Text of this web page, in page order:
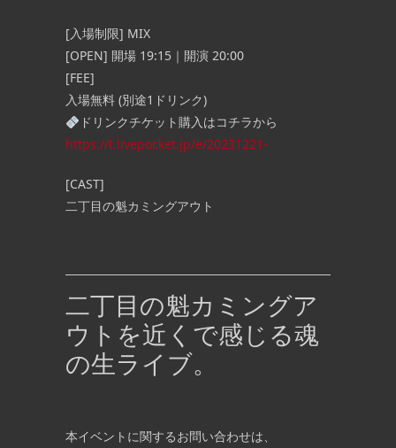
[入場制限] MIX
[OPEN] 開場 19:15｜開演 20:00
[FEE]
入場無料 (別途1ドリンク)
ドリンクチケット購入はコチラから
https://t.livepocket.jp/e/20231221-
[CAST]
二丁目の魁カミングアウト
二丁目の魁カミングア
ウトを近くで感じる魂
の生ライブ。
本イベントに関するお問い合わせは、